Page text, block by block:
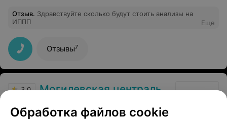
Отзыв. Здравствуйте сколько будут стоить анализы на
ИППП
Еще
Отзывы7
3.0 Могилевская центральная поликлиника
Обработка файлов cookie